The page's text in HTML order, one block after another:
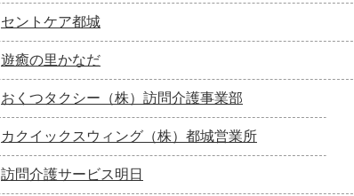
セントケア都城
遊癒の里かなだ
おくつタクシー（株）訪問介護事業部
カクイックスウィング（株）都城営業所
訪問介護サービス明日